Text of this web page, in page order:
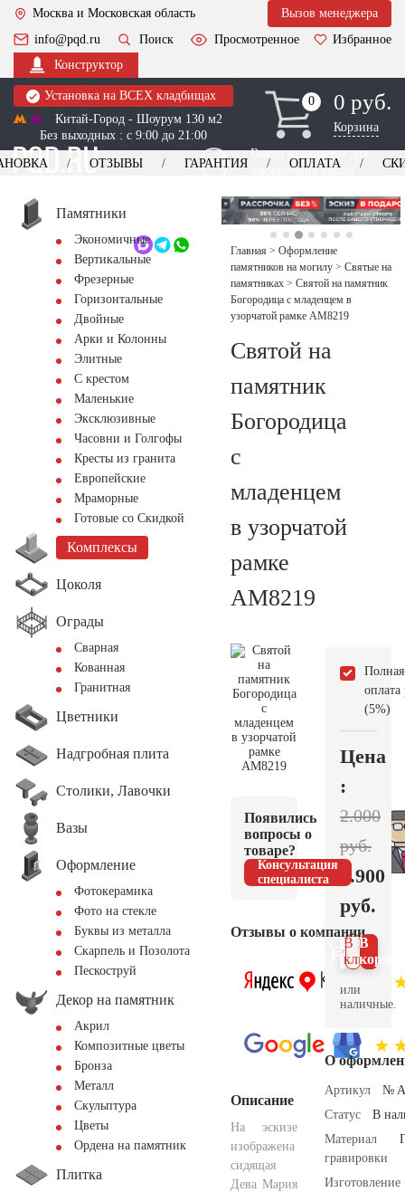
Москва и Московская область
Вызов менеджера
info@pqd.ru
Поиск Просмотренное
Избранное
Конструктор
Установка на ВСЕХ кладбищах
Китай-Город - Шоурум 130 м2
Без выходных : с 9:00 до 21:00
0
0 0 руб.
Корзина
Выезд менеджера для
оформления заказа
+7 (495) 518-44-23
Обратный звонок
ОТЗЫВЫ ГАРАНТИЯ ОПЛАТА
Памятники
Экономичные
Вертикальные
Фрезерные
Горизонтальные
Двойные
Арки и Колонны
Элитные
С крестом
Маленькие
Эксклюзивные
Часовни и Голгофы
Кресты из гранита
Европейские
Мраморные
Готовые со Скидкой
Комплексы
Цоколя
Ограды
Сварная
Кованная
Гранитная
Цветники
Надгробная плита
Столики, Лавочки
Вазы
Оформление
Фотокерамика
Фото на стекле
Буквы из металла
Скарпель и Позолота
Пескоструй
Декор на памятник
Акрил
Композитные цветы
Бронза
Металл
Скульптура
Цветы
Ордена на памятник
Плитка
Главная > Оформление
памятников на могилу > Святые на
памятниках > Святой на памятник
Богородица с младенцем в
узорчатой рамке AM8219
Святой на
памятник
Богородица
с
младенцем
в узорчатой
рамке
AM8219
Появились
вопросы о
товаре?
Консультация
специалиста
Отзывы о компании
Описание
На эскизе
изображена
сидящая
Дева Мария
Полная
оплата
(5%)
Цена
:
2.000
руб.
1.900
руб.
В
В 1
клик
или
наличные.
О
Артикул
№
Статус
В
Материал
гравировки
Изготовление